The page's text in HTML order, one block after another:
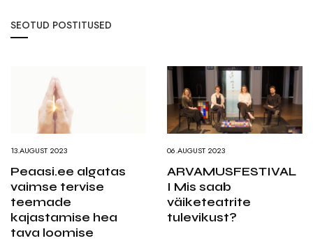
SEOTUD POSTITUSED
13.AUGUST 2023
Peaasi.ee algatas
vaimse tervise
teemade
kajastamise hea
tava loomise
06.AUGUST 2023
ARVAMUSFESTIVAL
I Mis saab
väiketeatrite
tulevikust?